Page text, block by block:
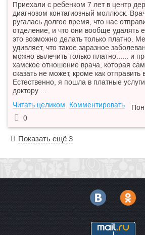
Приехали с ребенком 7 лет в центр
диагнозом контагиозный моллюск.
ругалась долгое время, что нас
отделение, и что они вообще удалять
это возможно делать только платно.
удивляет, что такое заразное
можно вылечить только платно...... и
хамское отношение врача, которая
сказать не может, кроме как отправить
Естественно, я пошла в платные
доктору ...
Читать целиком
Комментировать
0
Показать ещё 3